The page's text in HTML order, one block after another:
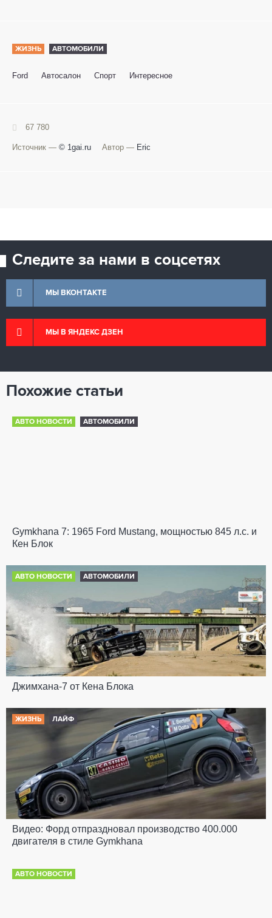
ЖИЗНЬ АВТОМОБИЛИ
Ford Автосалон Спорт Интересное
67 780
Источник — © 1gai.ru Автор — Eric
Следите за нами в соцсетях
МЫ ВКОНТАКТЕ
МЫ В ЯНДЕКС ДЗЕН
Похожие статьи
АВТО НОВОСТИ АВТОМОБИЛИ
Gymkhana 7: 1965 Ford Mustang, мощностью 845 л.с. и
Кен Блок
АВТО НОВОСТИ АВТОМОБИЛИ
Джимхана-7 от Кена Блока
ЖИЗНЬ ЛАЙФ
Видео: Форд отпраздновал производство 400.000
двигателя в стиле Gymkhana
АВТО НОВОСТИ